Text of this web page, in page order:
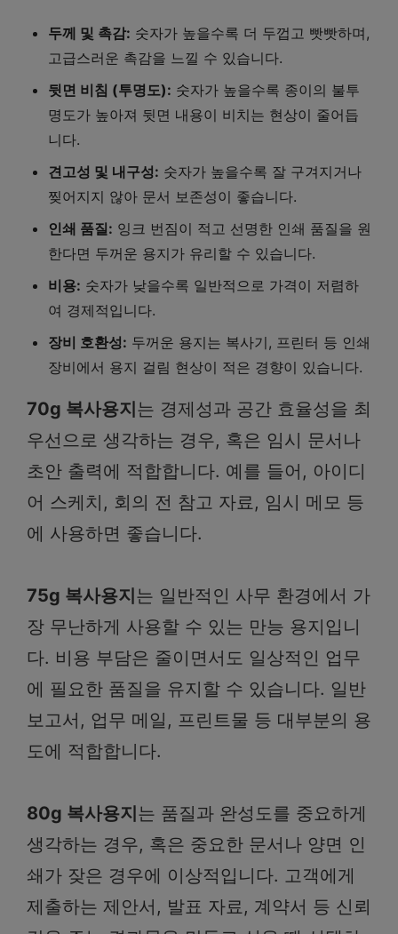
두께 및 촉감: 숫자가 높을수록 더 두껍고 빳빳하며,
고급스러운 촉감을 느낄 수 있습니다.
뒷면 비침 (투명도): 숫자가 높을수록 종이의 불투
명도가 높아져 뒷면 내용이 비치는 현상이 줄어듭
니다.
견고성 및 내구성: 숫자가 높을수록 잘 구겨지거나
찢어지지 않아 문서 보존성이 좋습니다.
인쇄 품질: 잉크 번짐이 적고 선명한 인쇄 품질을 원
한다면 두꺼운 용지가 유리할 수 있습니다.
비용: 숫자가 낮을수록 일반적으로 가격이 저렴하
여 경제적입니다.
장비 호환성: 두꺼운 용지는 복사기, 프린터 등 인쇄
장비에서 용지 걸림 현상이 적은 경향이 있습니다.
70g 복사용지 는 경제성과 공간 효율성을 최
우선으로 생각하는 경우, 혹은 임시 문서나
초안 출력에 적합합니다. 예를 들어, 아이디
어 스케치, 회의 전 참고 자료, 임시 메모 등
에 사용하면 좋습니다.
75g 복사용지 는 일반적인 사무 환경에서 가
장 무난하게 사용할 수 있는 만능 용지입니
다. 비용 부담은 줄이면서도 일상적인 업무
에 필요한 품질을 유지할 수 있습니다. 일반
보고서, 업무 메일, 프린트물 등 대부분의 용
도에 적합합니다.
80g 복사용지 는 품질과 완성도를 중요하게
생각하는 경우, 혹은 중요한 문서나 양면 인
쇄가 잦은 경우에 이상적입니다. 고객에게
제출하는 제안서, 발표 자료, 계약서 등 신뢰